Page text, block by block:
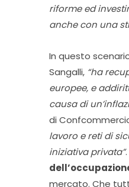
riforme ed
anche con una
In questo
Sangalli, “ha
europee, e
causa di
di
lavoro e reti di
iniziativa privata”
mercato. Che